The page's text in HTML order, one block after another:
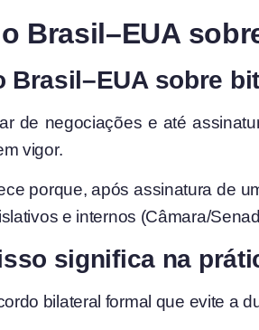
Brasil–EUA
Brasil–EUA sobre
de negociações e até
vigor.
porque, após assinatura de
e internos (Câmara/
significa na
bilateral formal que evite a